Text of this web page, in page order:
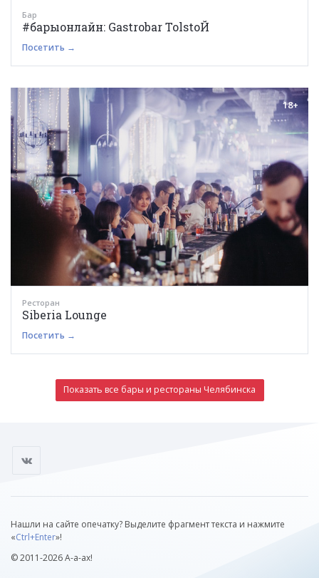
Бар
#барыонлайн: Gastrobar TolstoЙ
Посетить →
18+
Ресторан
Siberia Lounge
Посетить →
Показать все бары и рестораны Челябинска
Нашли на сайте опечатку? Выделите фрагмент текста и нажмите
«Ctrl+Enter»!
© 2011-2026 А-а-ах!